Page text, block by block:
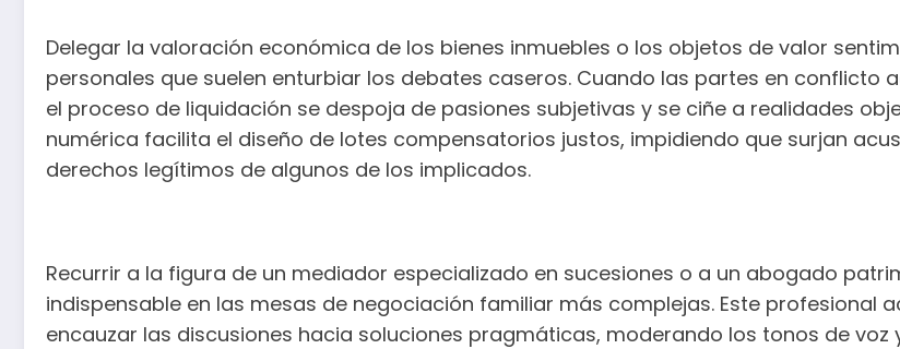
Delegar la valoración económica de los bienes inmuebles o los objetos de valor
personales que suelen enturbiar los debates caseros. Cuando las partes en
el proceso de liquidación se despoja de pasiones subjetivas y se ciñe a realidades
numérica facilita el diseño de lotes compensatorios justos, impidiendo que surjan
derechos legítimos de algunos de los implicados.
Recurrir a la figura de un mediador especializado en sucesiones o a un abogado
indispensable en las mesas de negociación familiar más complejas. Este
encauzar las discusiones hacia soluciones pragmáticas, moderando los tonos de